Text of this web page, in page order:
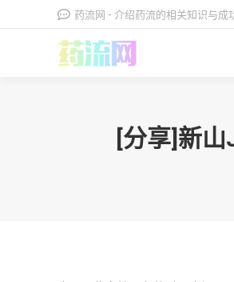
药流网 - 介绍药流的相关知识与成
[分享]新